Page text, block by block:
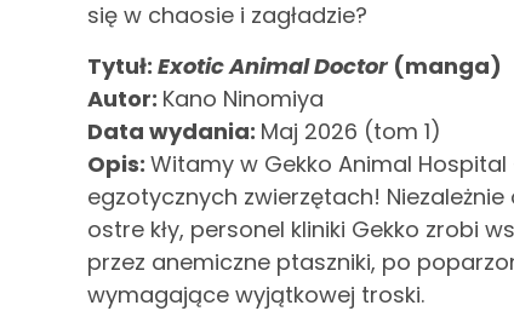
się w chaosie i zagładzie?
Tytuł: Exotic Animal Doctor (manga)
Autor: Kano Ninomiya
Data wydania: Maj 2026 (tom 1)
Opis: Witamy w Gekko Animal
egzotycznych zwierzętach!
ostre kły, personel kliniki Gekko zrobi
przez anemiczne ptaszniki, po
wymagające wyjątkowej troski.